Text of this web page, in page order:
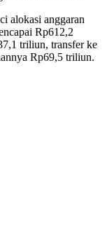
alokasi anggaran
Rp612,2
triliun, transfer ke
Rp69,5 triliun.